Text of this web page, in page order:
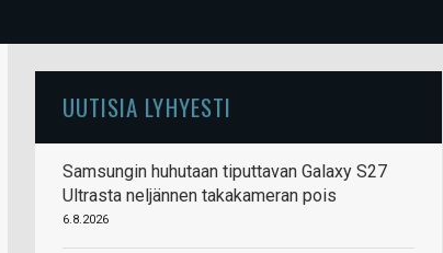
UUTISIA LYHYESTI
Samsungin huhutaan tiputtavan Galaxy S27
Ultrasta neljännen takakameran pois
6.8.2026